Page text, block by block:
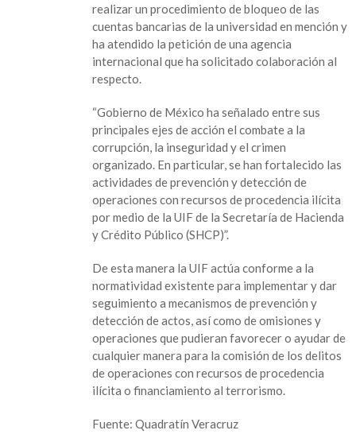
realizar un procedimiento de bloqueo de las
cuentas bancarias de la universidad en mención y
ha atendido la petición de una agencia
internacional que ha solicitado colaboración al
respecto.
“Gobierno de México ha señalado entre sus
principales ejes de acción el combate a la
corrupción, la inseguridad y el crimen
organizado. En particular, se han fortalecido las
actividades de prevención y detección de
operaciones con recursos de procedencia ilícita
por medio de la UIF de la Secretaría de Hacienda
y Crédito Público (SHCP)”.
De esta manera la UIF actúa conforme a la
normatividad existente para implementar y dar
seguimiento a mecanismos de prevención y
detección de actos, así como de omisiones y
operaciones que pudieran favorecer o ayudar de
cualquier manera para la comisión de los delitos
de operaciones con recursos de procedencia
ilícita o financiamiento al terrorismo.
Fuente: Quadratín Veracruz